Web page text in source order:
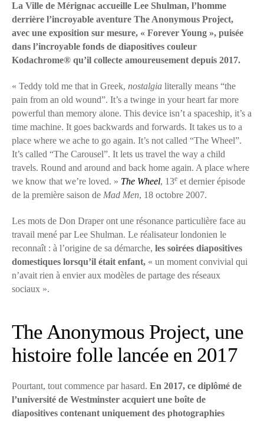
La Ville de Mérignac accueille Lee Shulman, l’homme
derrière l’incroyable aventure The Anonymous Project,
avec une exposition sur mesure, « Forever Young », puisée
dans l’incroyable fonds de diapositives couleur
Kodachrome® qu’il collecte amoureusement depuis 2017.
« Teddy told me that in Greek, nostalgia literally means “the
pain from an old wound”. It’s a twinge in your heart far more
powerful than memory alone. This device isn’t a spaceship, it’s a
time machine. It goes backwards and forwards. It takes us to a
place where we ache to go again. It’s not called “The Wheel”.
It’s called “The Carousel”. It lets us travel the way a child
travels. Round and around and back home again. A place where
we know that we’re loved. » The Wheel, 13e et dernier épisode
de la première saison de Mad Men, 18 octobre 2007.
Les mots de Don Draper ont une résonance particulière face au
travail mené par Lee Shulman. Le réalisateur londonien le
reconnaît : à l’origine de sa démarche, les soirées diapositives
domestiques lorsqu’il était enfant, « un moment convivial qui
n’avait rien à envier aux modèles de partage des réseaux
sociaux ».
The Anonymous Project, une
histoire folle lancée en 2017
Pourtant, tout commence par hasard. En 2017, ce diplômé de
l’université de Westminster acquiert une boîte de
diapositives contenant uniquement des photographies